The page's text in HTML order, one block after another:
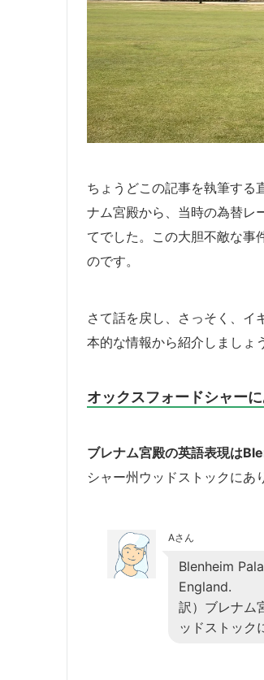
ちょうどこの記事を執筆する
ナム宮殿から、当時の為替レ
てでした。この大胆不敵な事
のです。
さて話を戻し、さっそく、イ
本的な情報から紹介しましょ
オックスフォードシャー
ブレナム宮殿の英語表現は
シャー州ウッドストックにあ
Aさん
Blenheim
England.
訳）ブレナム
ッドストック